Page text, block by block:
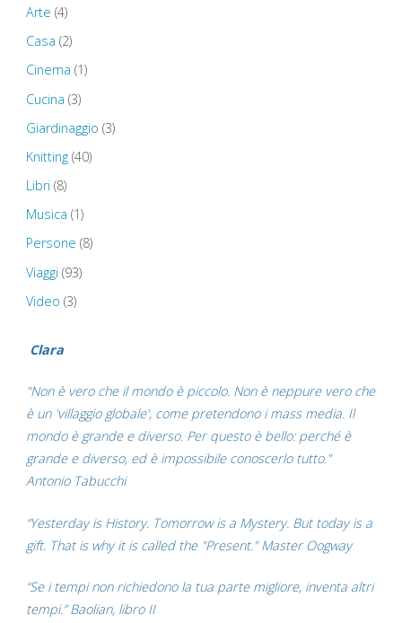
Arte (4)
Casa (2)
Cinema (1)
Cucina (3)
Giardinaggio (3)
Knitting(40)
Libri (8)
Musica (1)
Persone (8)
Viaggi (93)
Video (3)
Clara
"Non è vero che il mondo è piccolo. Non è neppure vero che
è un 'villaggio globale', come pretendono i mass media. Il
mondo è grande e diverso. Per questo è bello: perché è
grande e diverso, ed è impossibile conoscerlo tutto."
Antonio Tabucchi
“Yesterday is History. Tomorrow is a Mystery. But today is a
gift. That is why it is called the "Present." Master Oogway
“Se i tempi non richiedono la tua parte migliore, inventa altri
tempi.” Baolian, libro II